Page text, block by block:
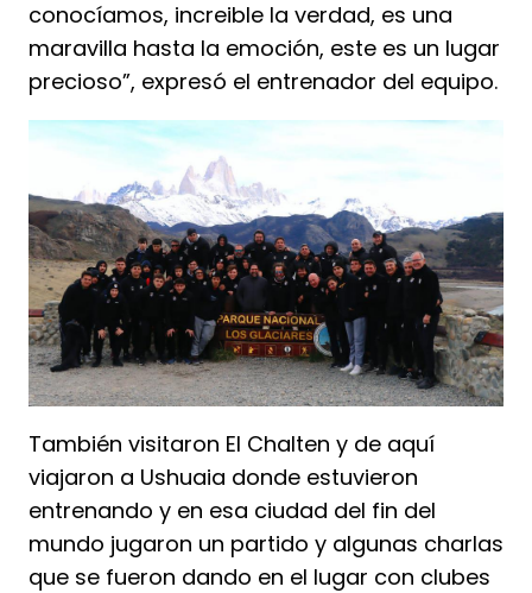
conocíamos, increible la verdad, es una
maravilla hasta la emoción, este es un lugar
precioso”, expresó el entrenador del equipo.
También visitaron El Chalten y de aquí
viajaron a Ushuaia donde estuvieron
entrenando y en esa ciudad del fin del
mundo jugaron un partido y algunas charlas
que se fueron dando en el lugar con clubes